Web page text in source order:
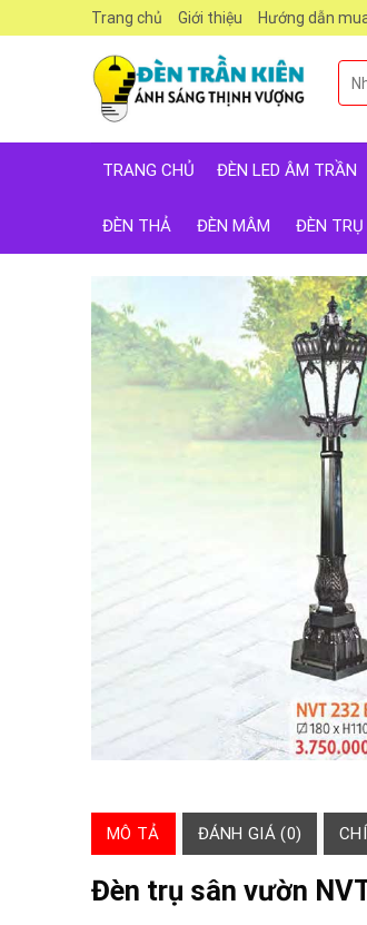
to
Trang chủ Giới thiệu Hướng dẫn
TRANG CHỦ ĐÈN LED ÂM TRẦN
ĐÈN THẢ ĐÈN MÂM ĐÈN TRỤ
MÔ TẢ ĐÁNH GIÁ (0)
Đèn trụ sân vườn